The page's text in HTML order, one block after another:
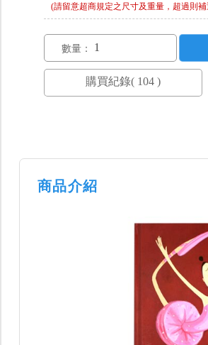
(請留意超商規定之尺寸及重量，超過則
數量：
商品介紹